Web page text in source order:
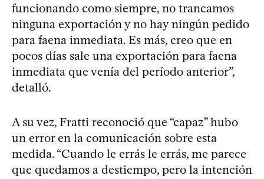
funcionando como siempre, no trancamos
ninguna exportación y no hay ningún pedido
para faena inmediata. Es más, creo que en
pocos días sale una exportación para faena
inmediata que venía del período anterior”,
detalló.
A su vez, Fratti reconoció que “capaz” hubo
un error en la comunicación sobre esta
medida. “Cuando le errás le errás, me parece
que quedamos a destiempo, pero la intención